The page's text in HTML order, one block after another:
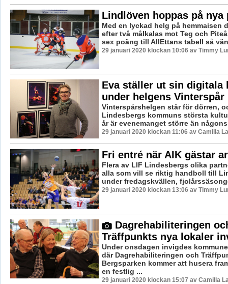
Lindlöven hoppas på nya
Med en lyckad helg på hemmaisen
efter två målkalas mot Teg och
sex poäng till AllEttans tabell så
29 januari 2020 klockan 10:06 av Timmy
Eva ställer ut sin digitala
under helgens Vinterspår
Vinterspårshelgen står för dörren,
Lindesbergs kommuns största
år är evenemanget större än
29 januari 2020 klockan 11:06 av Camilla
Fri entré när AIK gästar
Flera av LIF Lindesbergs olika
alla som vill se riktig handboll till
under fredagskvällen,
29 januari 2020 klockan 13:06 av Timmy
Dagrehabiliteringen
Träffpunkts nya lokaler
Under onsdagen invigdes
där Dagrehabiliteringen och
Bergsparken kommer att husera
en festlig ...
29 januari 2020 klockan 15:07 av Camilla